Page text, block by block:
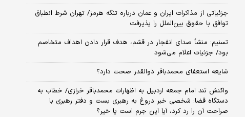
جزئیاتی از مذاکرات ایران و عمان درباره تنگه هرمز/ تهران شرط انطباق
توافق با حقوق بین‌الملل را پذیرفت
تسنیم: منشأ صدای انفجار در قشم، هدف قرار دادن اهداف متخاصم
بود/ جزئیات اعلام می‌شود
شایعه استعفای محمدباقر ذوالقدر صحت دارد؟
واکنش تند امام جمعه اردبیل به اظهارات محمدباقر خرازی/ خطاب به
دستگاه قضا: شخصی خبر دروغ به رهبری بست و دفتر رهبری با
صراحت آن را رد کرد، آیا این جرم است یا خیر؟